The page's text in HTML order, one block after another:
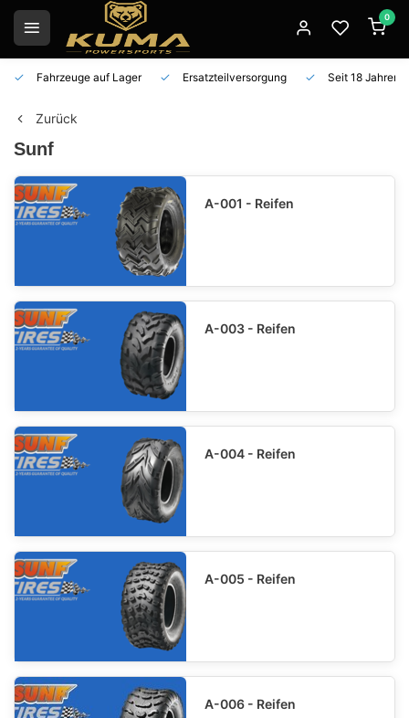
0
Fahrzeuge auf Lager Ersatzteilversorgung Seit 18 Jahren
Zurück
Sunf
A-001 - Reifen
A-003 - Reifen
A-004 - Reifen
A-005 - Reifen
A-006 - Reifen